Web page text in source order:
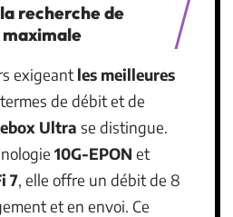
recherche de
exigeant les meilleures
de débit et de
Ultra se distingue.
10G-EPON et
7, elle offre un débit de 8
et en envoi. Ce